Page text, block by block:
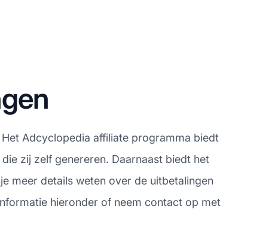
Adcyclopedia affiliate programma biedt
zij zelf genereren. Daarnaast biedt het
meer details weten over de uitbetalingen
hieronder of neem contact op met